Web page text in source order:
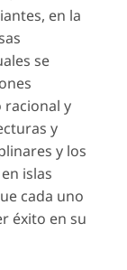
en la
se
y
y
y los
islas
cada uno
éxito en su